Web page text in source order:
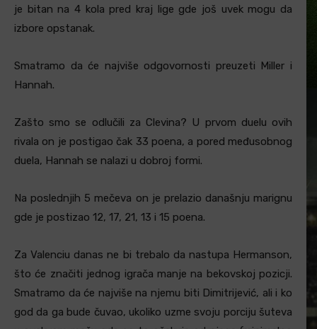
je bitan na 4 kola pred kraj lige gde još uvek mogu da
izbore opstanak.
Smatramo da će najviše odgovornosti preuzeti Miller i
Hannah.
Zašto smo se odlučili za Clevina? U prvom duelu ovih
rivala on je postigao čak 33 poena, a pored međusobnog
duela, Hannah se nalazi u dobroj formi.
Na poslednjih 5 mečeva on je prelazio današnju marignu
gde je postizao 12, 17, 21, 13 i 15 poena.
Za Valenciu danas ne bi trebalo da nastupa Hermanson,
što će značiti jednog igrača manje na bekovskoj pozicji.
Smatramo da će najviše na njemu biti Dimitrijević, ali i ko
god da ga bude čuvao, ukoliko uzme svoju porciju šuteva